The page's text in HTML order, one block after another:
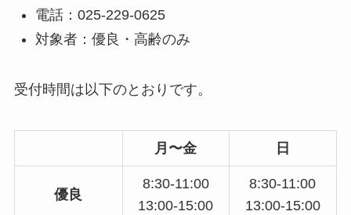
電話：025-229-0625
対象者：優良・高齢のみ
受付時間は以下のとおりです。
月〜金 日
優良
8:30-11:00
13:00-15:00
8:30-11:00
13:00-15:00